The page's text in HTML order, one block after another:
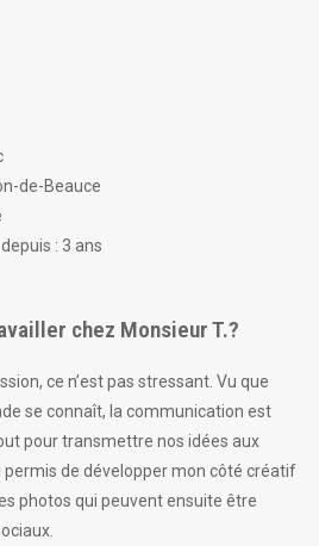
de-Beauce
: 3 ans
chez Monsieur T.?
ce n’est pas stressant. Vu que
se connaît, la communication est
pour transmettre nos idées aux
permis de développer mon côté créatif
photos qui peuvent ensuite être